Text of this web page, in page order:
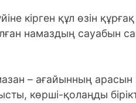
кірген құл өзін
намаздың сауабын
– ағайынның арасын
көрші-қолаңды